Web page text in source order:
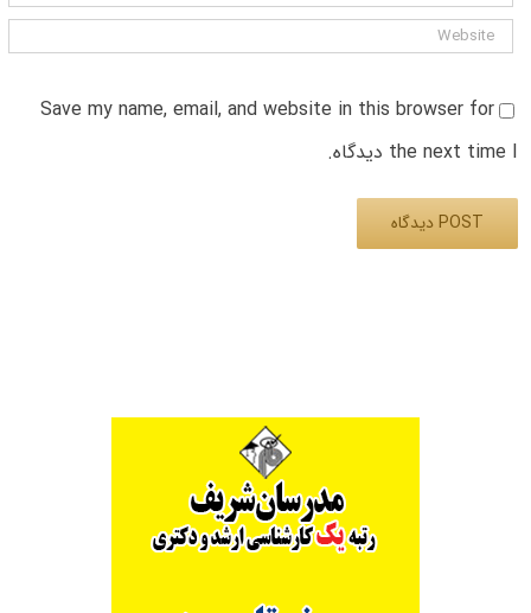
Save my name, email, and website in this browser for
the next time I دیدگاه.